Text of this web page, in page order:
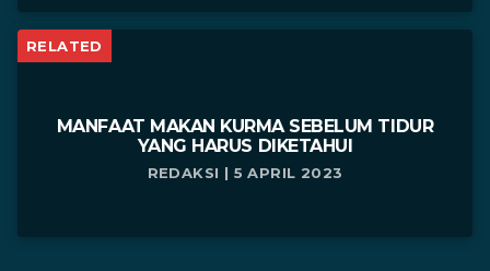
RELATED
MANFAAT MAKAN KURMA SEBELUM TIDUR
YANG HARUS DIKETAHUI
REDAKSI | 5 APRIL 2023